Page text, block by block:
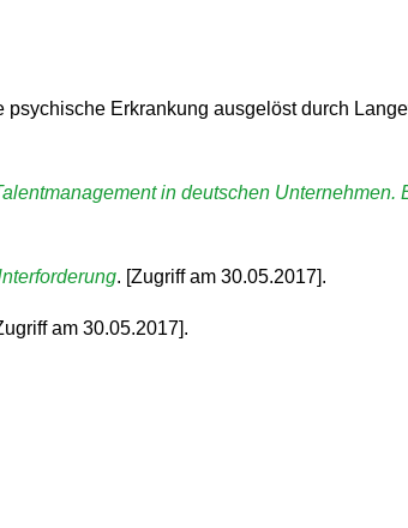
psychische Erkrankung ausgelöst durch
in deutschen
. [Zugriff am 30.05.2017].
am 30.05.2017].